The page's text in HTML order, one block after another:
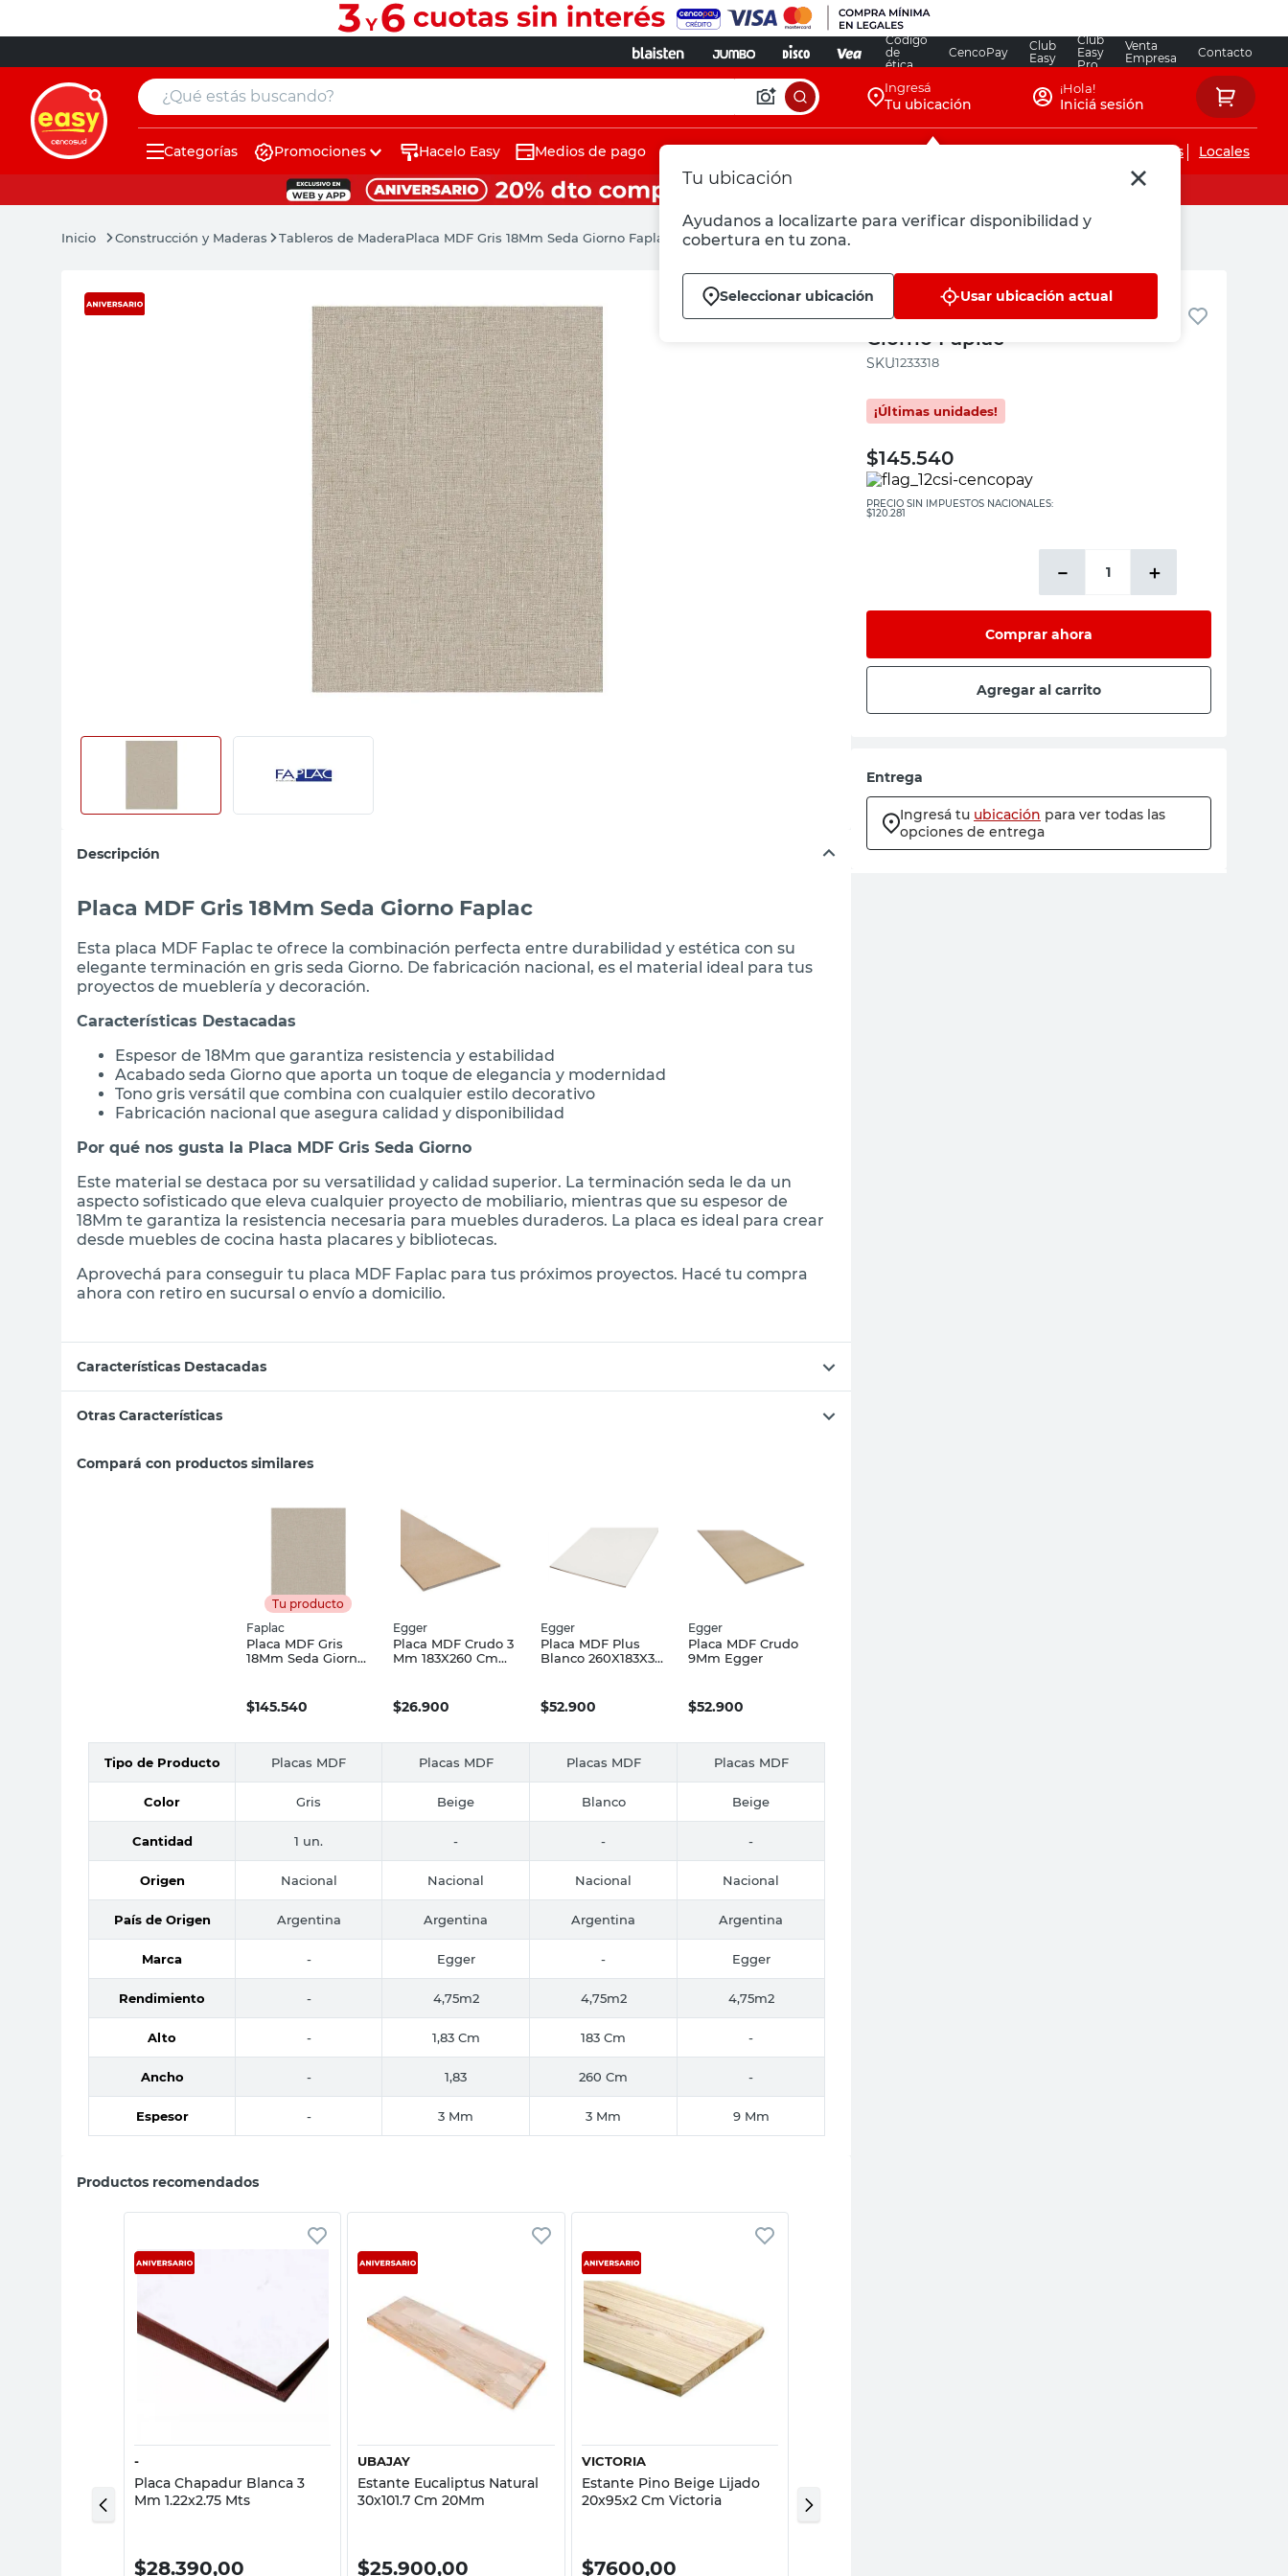
Código
de
ética
CencoPay
Club
Easy
Club
Easy
Pro
Venta
Empresa
Contacto
¿Qué estás buscando? Ingresá
Tu ubicación
Tu ubicación
Ayudanos a localizarte para verificar disponibilidad y
cobertura en tu zona.
Seleccionar ubicación Usar ubicación actual
¡Hola!
Iniciá sesión
Categorías Promociones Hacelo Easy Medios de pago Servicios de instalaciones Locales
Construcción y Maderas Tableros de MaderaPlaca MDF Gris 18Mm Seda Giorno Faplac
Descripción
Placa MDF Gris 18Mm Seda Giorno Faplac
Esta placa MDF Faplac te ofrece la combinación perfecta entre durabilidad y estética con su
elegante terminación en gris seda Giorno. De fabricación nacional, es el material ideal para tus
proyectos de mueblería y decoración.
Características Destacadas
Espesor de 18Mm que garantiza resistencia y estabilidad
Acabado seda Giorno que aporta un toque de elegancia y modernidad
Tono gris versátil que combina con cualquier estilo decorativo
Fabricación nacional que asegura calidad y disponibilidad
Por qué nos gusta la Placa MDF Gris Seda Giorno
Este material se destaca por su versatilidad y calidad superior. La terminación seda le da un
aspecto sofisticado que eleva cualquier proyecto de mobiliario, mientras que su espesor de
18Mm te garantiza la resistencia necesaria para muebles duraderos. La placa es ideal para crear
desde muebles de cocina hasta placares y bibliotecas.
Aprovechá para conseguir tu placa MDF Faplac para tus próximos proyectos. Hacé tu compra
ahora con retiro en sucursal o envío a domicilio.
Características Destacadas
Otras Características
Compará con productos similares
Tu producto
Faplac
Placa MDF Gris
18Mm Seda Giorno
$145.540
Egger
Placa MDF Crudo 3
Mm 183X260 Cm
$26.900
Egger
Placa MDF Plus
Blanco 260X183X3
$52.900
Egger
Placa MDF Crudo
9Mm Egger
$52.900
Tipo de Producto Placas MDF Placas MDF Placas MDF Placas MDF
Color Gris Beige Blanco Beige
Cantidad 1 un. - - -
Origen Nacional Nacional Nacional Nacional
País de Origen Argentina Argentina Argentina Argentina
Marca - Egger - Egger
Rendimiento - 4,75m2 4,75m2 4,75m2
Alto - 1,83 Cm 183 Cm -
Ancho - 1,83 260 Cm -
Espesor - 3 Mm 3 Mm 9 Mm
Productos recomendados
Vista rápida
-
Placa Chapadur Blanca 3
Mm 1.22x2.75 Mts
$28.390,00
Vista rápida
UBAJAY
Estante Eucaliptus Natural
30x101.7 Cm 20Mm
$25.900,00
Vista rápida
VICTORIA
Estante Pino Beige Lijado
20x95x2 Cm Victoria
$7600,00
Helsinki 40x60 Cm 18 Mm
Proteus
Faplac
Placa MDF Gris 18Mm Seda
Giorno Faplac
:1233318
$145.540
PRECIO SIN IMPUESTOS NACIONALES:
$120.281
＋
－
Comprar ahora
Agregar al carrito
Entrega
Ingresá tu ubicación para ver todas las
opciones de entrega
muebles